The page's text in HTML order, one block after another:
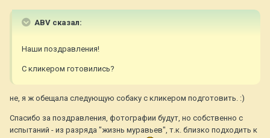
ABV сказал:
Наши поздравления!
С кликером готовились?
не, я ж обещала следующую собаку с кликером подготовить. :)
Спасибо за поздравления, фотографии будут, но собственно с
испытаний - из разряда "жизнь муравьев", т.к. близко подходить к